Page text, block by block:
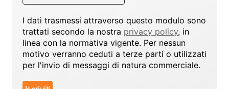
I dati trasmessi attraverso questo modulo sono
trattati secondo la nostra privacy policy, in
linea con la normativa vigente. Per nessun
motivo verranno ceduti a terze parti o utilizzati
per l'invio di messaggi di natura commerciale.